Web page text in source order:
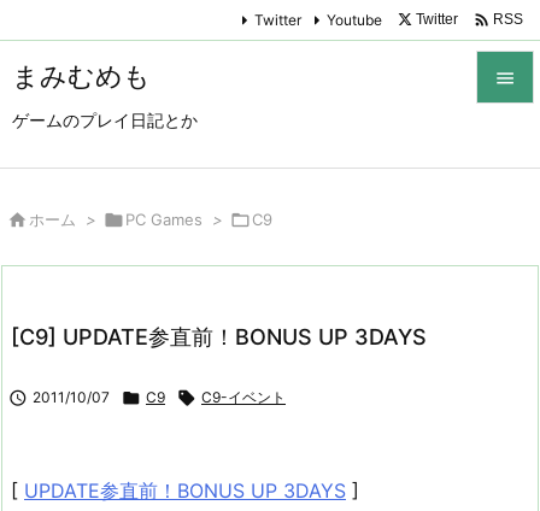
まみむめも
ゲームのプレイ日記とか

Twitter Youtube Twitter  RSS
 ホーム > PC Games > C9
[C9] UPDATE参直前！BONUS UP 3DAYS
 2011/10/07  C9  C9-イベント
[ UPDATE参直前！BONUS UP 3DAYS ]